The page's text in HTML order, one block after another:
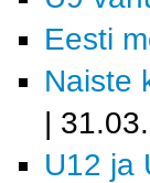
Eesti
Naiste
|
U12 ja